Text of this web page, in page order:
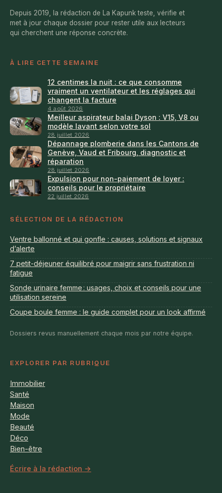
Depuis 2019, la rédaction de La Kapunk teste, vérifie et
met à jour chaque dossier pour rester utile aux lecteurs
qui cherchent une réponse concrète.
À LIRE CETTE SEMAINE
12 centimes la nuit : ce que consomme
vraiment un ventilateur et les réglages qui
changent la facture
4 août 2026
Meilleur aspirateur balai Dyson : V15, V8 ou
modèle lavant selon votre sol
28 juillet 2026
Dépannage plomberie dans les Cantons de
Genève, Vaud et Fribourg, diagnostic et
réparation
28 juillet 2026
Expulsion pour non-paiement de loyer :
conseils pour le propriétaire
22 juillet 2026
SÉLECTION DE LA RÉDACTION
Ventre ballonné et qui gonfle : causes, solutions et signaux
d’alerte
7 petit-déjeuner équilibré pour maigrir sans frustration ni
fatigue
Sonde urinaire femme : usages, choix et conseils pour une
utilisation sereine
Coupe boule femme : le guide complet pour un look affirmé
Dossiers revus manuellement chaque mois par notre équipe.
EXPLORER PAR RUBRIQUE
Immobilier
Santé
Maison
Mode
Beauté
Déco
Bien-être
Écrire à la rédaction →